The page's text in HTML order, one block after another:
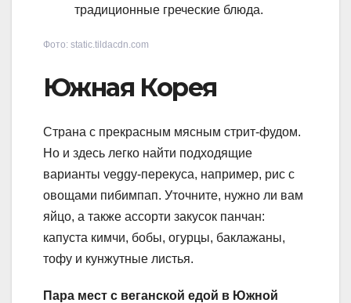
традиционные греческие блюда.
Фото: static.tildacdn.com
Южная Корея
Страна с прекрасным мясным стрит-фудом.
Но и здесь легко найти подходящие
варианты veggy-перекуса, например, рис с
овощами пибимпап. Уточните, нужно ли вам
яйцо, а также ассорти закусок панчан:
капуста кимчи, бобы, огурцы, баклажаны,
тофу и кунжутные листья.
Пара мест с веганской едой в Южной